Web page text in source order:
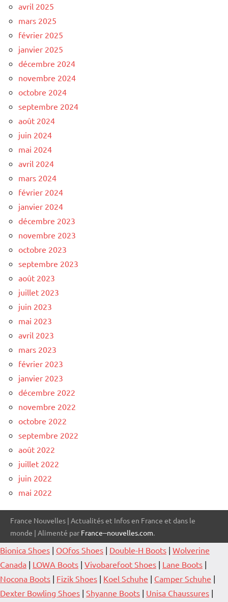
avril 2025
mars 2025
février 2025
janvier 2025
décembre 2024
novembre 2024
octobre 2024
septembre 2024
août 2024
juin 2024
mai 2024
avril 2024
mars 2024
février 2024
janvier 2024
décembre 2023
novembre 2023
octobre 2023
septembre 2023
août 2023
juillet 2023
juin 2023
mai 2023
avril 2023
mars 2023
février 2023
janvier 2023
décembre 2022
novembre 2022
octobre 2022
septembre 2022
août 2022
juillet 2022
juin 2022
mai 2022
France Nouvelles | Actualités et Infos en France et dans le
monde | Alimenté par France--nouvelles.com.
Bionica Shoes | OOfos Shoes | Double-H Boots | Wolverine
Canada | LOWA Boots | Vivobarefoot Shoes | Lane Boots |
Nocona Boots | Fizik Shoes | Koel Schuhe | Camper Schuhe |
Dexter Bowling Shoes | Shyanne Boots | Unisa Chaussures |